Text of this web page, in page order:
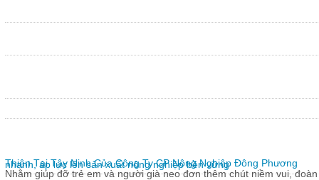
nhanh, áp lực lên sản xuất nông nghiệp bền vững
Thiện Tại Tây Ninh Của Công Ty CP Nông Nghiệp Đông Phương
Nhằm giúp đỡ trẻ em và người già neo đơn thêm chút niềm vui,